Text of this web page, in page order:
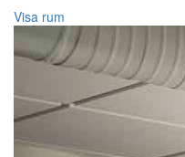
Visa rum